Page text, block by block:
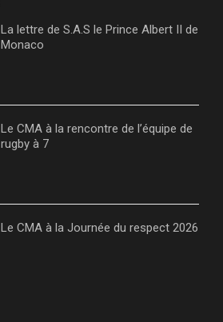
La lettre de S.A.S le Prince Albert II de
Monaco
Le CMA à la rencontre de l’équipe de
rugby à 7
Le CMA à la Journée du respect 2026